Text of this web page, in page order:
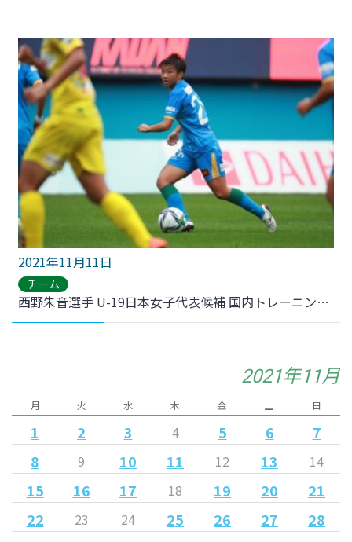
2021年11月11日
チーム
西野朱音選手 U-19日本女子代表候補 国内トレーニングキャンプメンバー選出のお知らせ
2021年11月
月 火 水 木 金 土 日
1 2 3 4 5 6
7
8
9 10 11 12 13 14
15 16 17 18 19 20
21
22
23 24 25 26 27 28